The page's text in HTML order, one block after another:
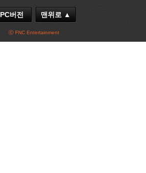
PC버전 맨위로 ▲
ⓒ FNC Entertainment